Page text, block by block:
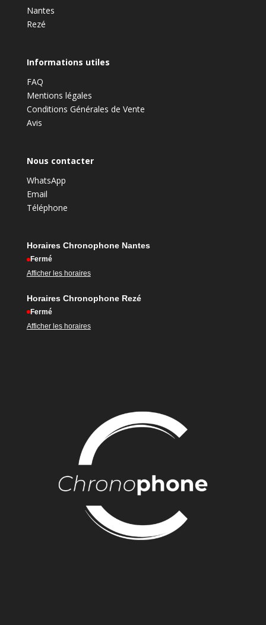
Nantes
Rezé
Informations utiles
FAQ
Mentions légales
Conditions Générales de Vente
Avis
Nous contacter
WhatsApp
Email
Téléphone
Horaires Chronophone Nantes
Fermé
Afficher les horaires
Horaires Chronophone Rezé
Fermé
Afficher les horaires